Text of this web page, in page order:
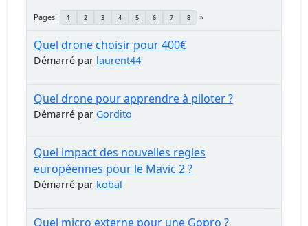
Pages 1 2 3 4 5 6 7 8
Quel drone choisir pour 400€
Démarré par laurent44
Quel drone pour apprendre à piloter ?
Démarré par Gordito
Quel impact des nouvelles regles
européennes pour le Mavic 2 ?
Démarré par kobal
Quel micro externe pour une Gopro ?